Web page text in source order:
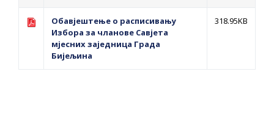
Обавјештење о расписивању
Избора за чланове Савјета
мјесних заједница Града
Бијељина
318.95KB